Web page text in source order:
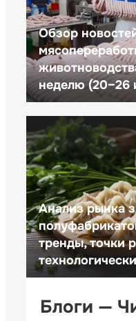
Обзор
неделю (20–26
Анализ рынка
тренды, точки
Блоги —